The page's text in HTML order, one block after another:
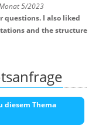
5/2023
questions. I also liked
and the structure
diesem Thema